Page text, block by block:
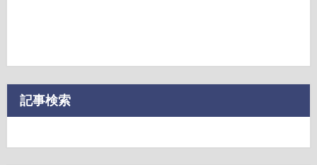
記事検索